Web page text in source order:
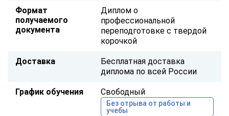
Формат
получаемого
документа
Диплом о
профессиональной
переподготовке с твердой
корочкой
Доставка
Бесплатная доставка
диплома по всей России
График обучения Свободный
Без отрыва от работы и
учебы